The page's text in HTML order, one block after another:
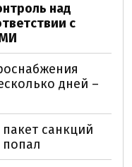
над
с
дней –
санкций
попал